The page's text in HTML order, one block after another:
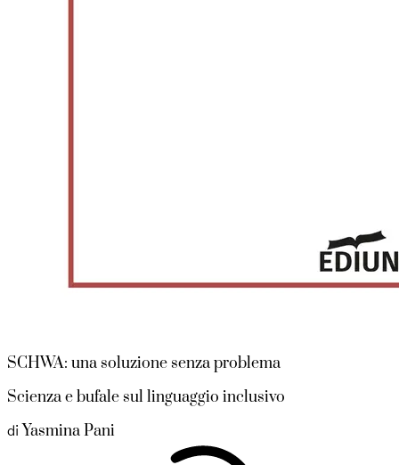
SCHWA: una soluzione senza problema
Scienza e bufale sul linguaggio inclusivo
di Yasmina Pani